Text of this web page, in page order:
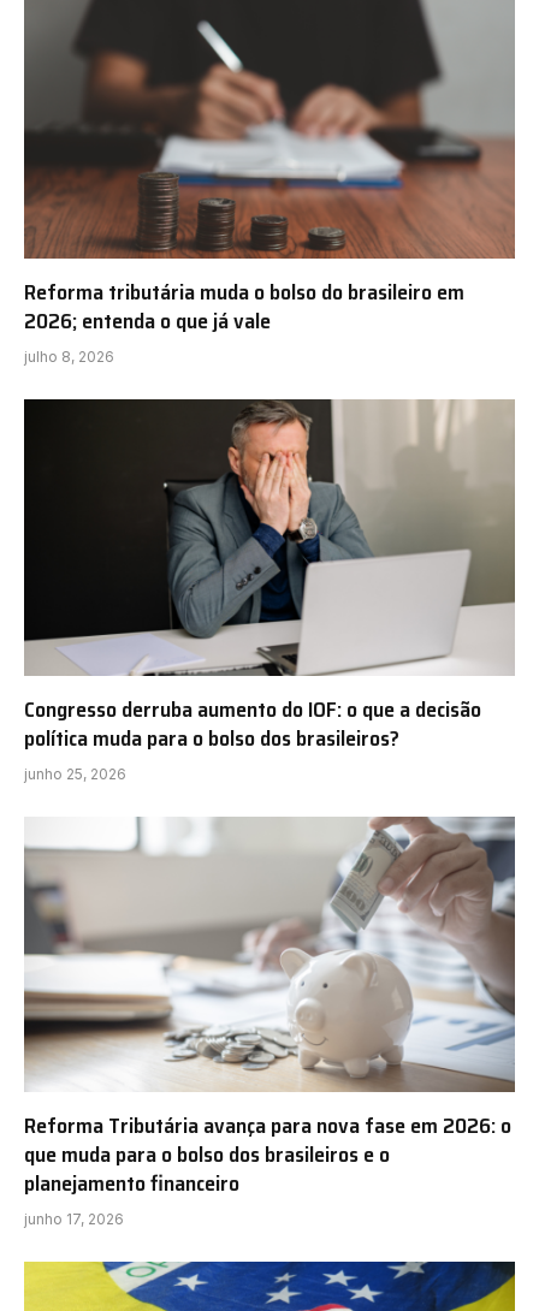
Reforma tributária muda o bolso do brasileiro em
2026; entenda o que já vale
julho 8, 2026
Congresso derruba aumento do IOF: o que a decisão
política muda para o bolso dos brasileiros?
junho 25, 2026
Reforma Tributária avança para nova fase em 2026: o
que muda para o bolso dos brasileiros e o
planejamento financeiro
junho 17, 2026